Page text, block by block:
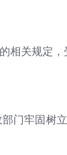
相关规定
门牢固树